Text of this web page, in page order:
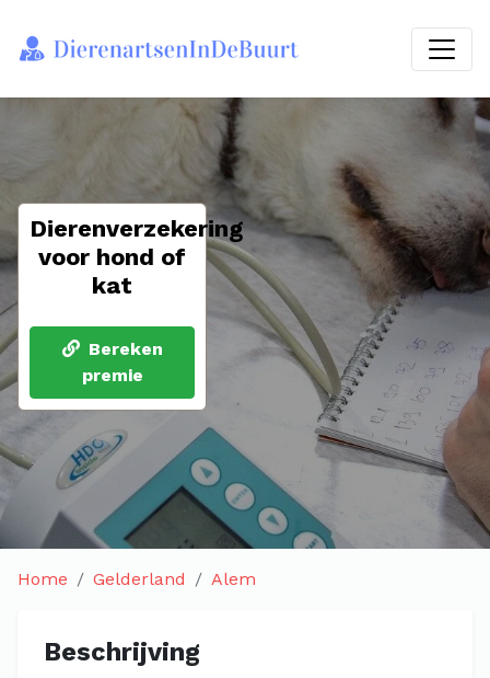
Dierenverzekering
voor hond of
kat
Bereken
premie
Home Gelderland Alem
Beschrijving